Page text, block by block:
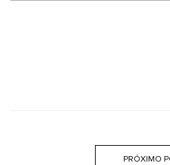
PRÓXIMO